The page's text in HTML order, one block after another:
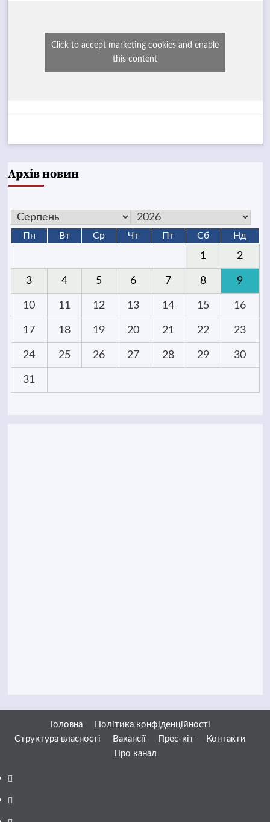
Click to accept marketing cookies and enable
this content
Архів новин
Пн Вт Ср Чт Пт Сб Нд
1 2
3 4 5 6 7 8 9
10 11 12 13 14 15 16
17 18 19 20 21 22 23
24 25 26 27 28 29 30
31
Головна
Політика конфіденційності
Структура власності
Вакансії Прес-кіт
Контакти
Про канал
Facebook
YouTube